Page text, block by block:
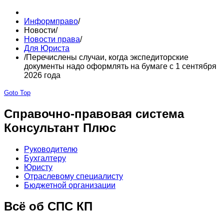
Информправо/
Новости/
Новости права/
Для Юриста
/Перечислены случаи, когда экспедиторские
документы надо оформлять на бумаге с 1 сентября
2026 года
Goto Top
Справочно-правовая система
Консультант Плюс
Руководителю
Бухгалтеру
Юристу
Отраслевому специалисту
Бюджетной организации
Всё об СПС КП